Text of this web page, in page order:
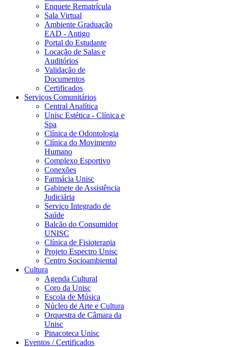
Enquete Rematrícula
Sala Virtual
Ambiente Graduação
EAD - Antigo
Portal do Estudante
Locação de Salas e
Auditórios
Validação de
Documentos
Certificados
Serviços Comunitários
Central Analítica
Unisc Estética - Clínica e
Spa
Clínica de Odontologia
Clínica do Movimento
Humano
Complexo Esportivo
Conexões
Farmácia Unisc
Gabinete de Assistência
Judiciária
Serviço Integrado de
Saúde
Balcão do Consumidor
UNISC
Clínica de Fisioterapia
Projeto Espectro Unisc
Centro Socioambiental
Cultura
Agenda Cultural
Coro da Unisc
Escola de Música
Núcleo de Arte e Cultura
Orquestra de Câmara da
Unisc
Pinacoteca Unisc
Eventos / Certificados